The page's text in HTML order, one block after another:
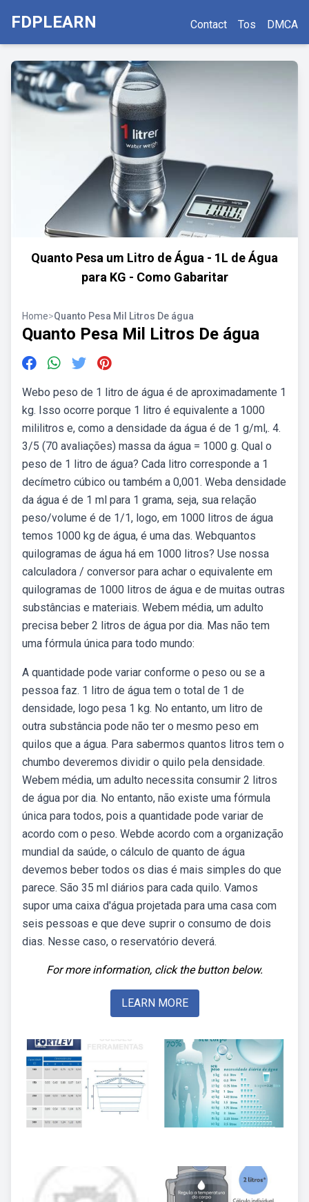
FDPLEARN Contact Tos DMCA
Quanto Pesa um Litro de Água - 1L de Água
para KG - Como Gabaritar
Home>Quanto Pesa Mil Litros De água
Quanto Pesa Mil Litros De água
Webo peso de 1 litro de água é de aproximadamente 1
kg. Isso ocorre porque 1 litro é equivalente a 1000
mililitros e, como a densidade da água é de 1 g/ml,. 4.
3/5 (70 avaliações) massa da água = 1000 g. Qual o
peso de 1 litro de água? Cada litro corresponde a 1
decímetro cúbico ou também a 0,001. Weba densidade
da água é de 1 ml para 1 grama, seja, sua relação
peso/volume é de 1/1, logo, em 1000 litros de água
temos 1000 kg de água, é uma das. Webquantos
quilogramas de água há em 1000 litros? Use nossa
calculadora / conversor para achar o equivalente em
quilogramas de 1000 litros de água e de muitas outras
substâncias e materiais. Webem média, um adulto
precisa beber 2 litros de água por dia. Mas não tem
uma fórmula única para todo mundo:
A quantidade pode variar conforme o peso ou se a
pessoa faz. 1 litro de água tem o total de 1 de
densidade, logo pesa 1 kg. No entanto, um litro de
outra substância pode não ter o mesmo peso em
quilos que a água. Para sabermos quantos litros tem o
chumbo deveremos dividir o quilo pela densidade.
Webem média, um adulto necessita consumir 2 litros
de água por dia. No entanto, não existe uma fórmula
única para todos, pois a quantidade pode variar de
acordo com o peso. Webde acordo com a organização
mundial da saúde, o cálculo de quanto de água
devemos beber todos os dias é mais simples do que
parece. São 35 ml diários para cada quilo. Vamos
supor uma caixa d'água projetada para uma casa com
seis pessoas e que deve suprir o consumo de dois
dias. Nesse caso, o reservatório deverá.
For more information, click the button below.
LEARN MORE